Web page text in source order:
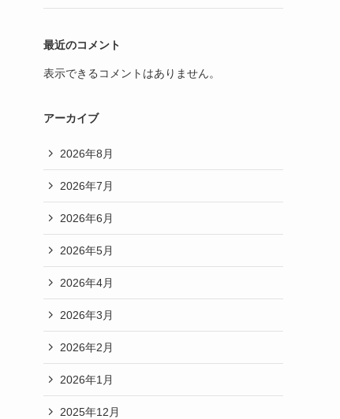
最近のコメント
表示できるコメントはありません。
アーカイブ
2026年8月
2026年7月
2026年6月
2026年5月
2026年4月
2026年3月
2026年2月
2026年1月
2025年12月